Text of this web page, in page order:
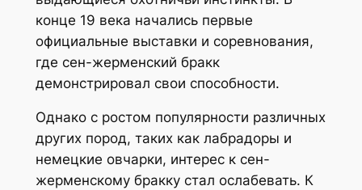
конце 19 века начались первые
официальные выставки и соревнования,
где сен-жерменский бракк
демонстрировал свои способности.
Однако с ростом популярности различных
других пород, таких как лабрадоры и
немецкие овчарки, интерес к сен-
жерменскому бракку стал ослабевать. К